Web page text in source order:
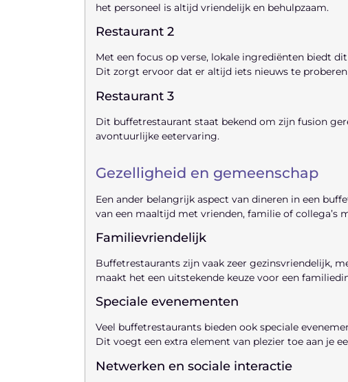
het personeel is altijd vriendelijk en behulpzaam.
Restaurant 2
Met een focus op verse, lokale ingrediënten biedt
Dit zorgt ervoor dat er altijd iets nieuws te proberen
Restaurant 3
Dit buffetrestaurant staat bekend om zijn fusion
avontuurlijke eetervaring.
Gezelligheid en gemeenschap
Een ander belangrijk aspect van dineren in een
van een maaltijd met vrienden, familie of collega’s
Familievriendelijk
Buffetrestaurants zijn vaak zeer gezinsvriendelijk,
maakt het een uitstekende keuze voor een
Speciale evenementen
Veel buffetrestaurants bieden ook speciale
Dit voegt een extra element van plezier toe aan je
Netwerken en sociale interactie